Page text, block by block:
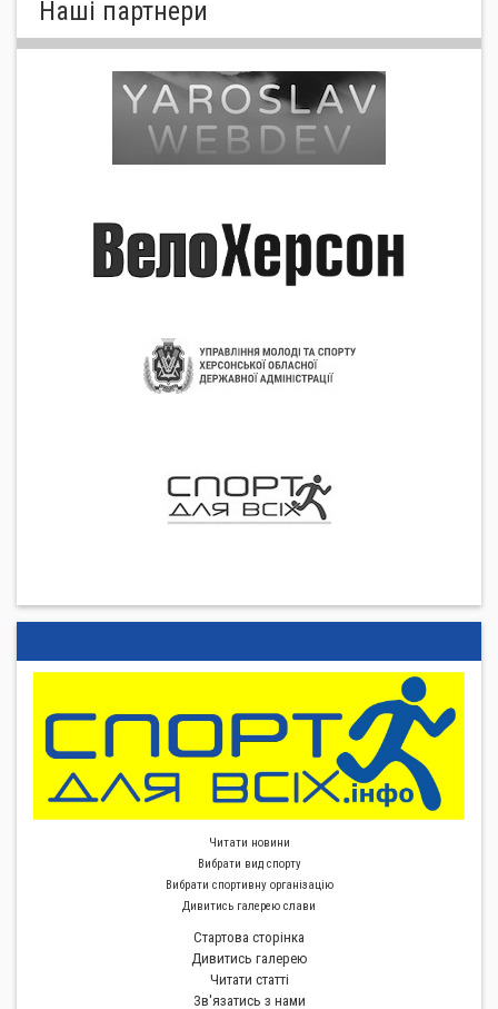
Нашi партнери
Читати новини
Вибрати вид спорту
Вибрати спортивну органiзацiю
Дивитись галерею слави
Стартова сторiнка
Дивитись галерею
Читати статті
Зв'язатись з нами